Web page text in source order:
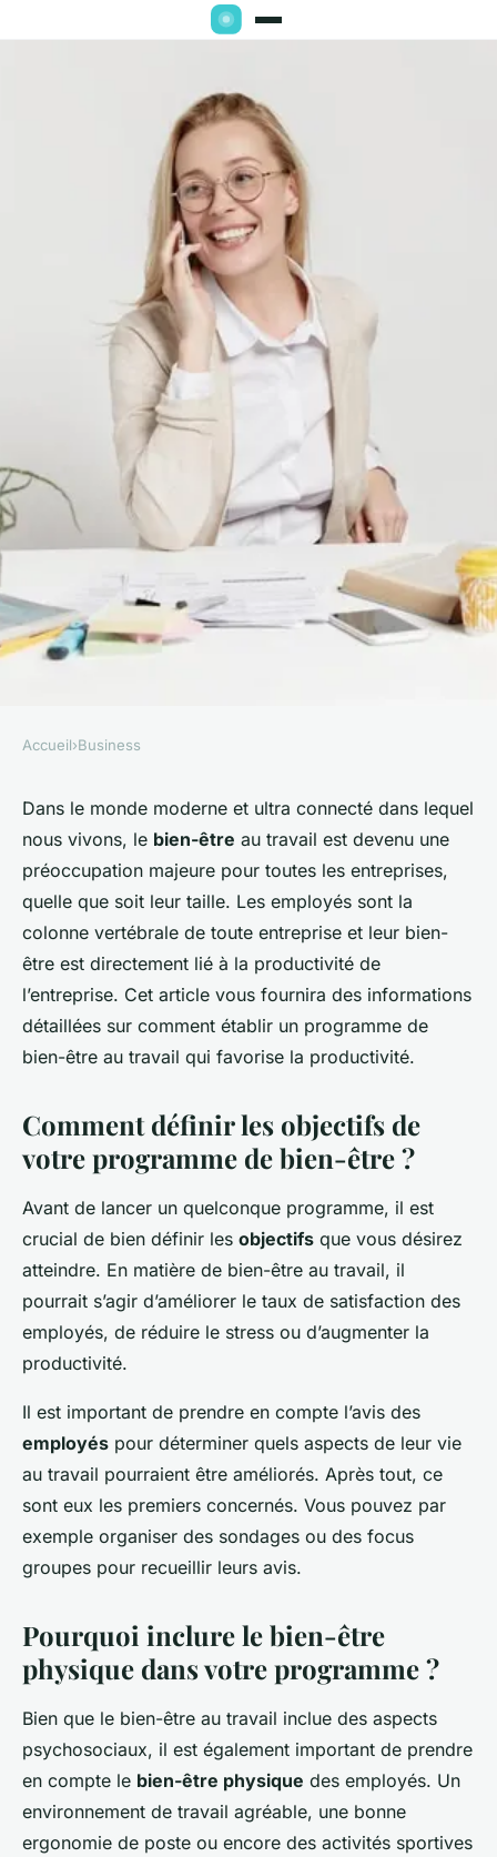
Comment établir un
programme de bien-être au
travail qui favorise la
productivité ?
Sofia •27 février 2024• 5 min de lecture
Accueil›Business
Dans le monde moderne et ultra connecté dans lequel
nous vivons, le bien-être au travail est devenu une
préoccupation majeure pour toutes les entreprises,
quelle que soit leur taille. Les employés sont la
colonne vertébrale de toute entreprise et leur bien-
être est directement lié à la productivité de
l’entreprise. Cet article vous fournira des informations
détaillées sur comment établir un programme de
bien-être au travail qui favorise la productivité.
Comment définir les objectifs de
votre programme de bien-être ?
Avant de lancer un quelconque programme, il est
crucial de bien définir les objectifs que vous désirez
atteindre. En matière de bien-être au travail, il
pourrait s’agir d’améliorer le taux de satisfaction des
employés, de réduire le stress ou d’augmenter la
productivité.
Il est important de prendre en compte l’avis des
employés pour déterminer quels aspects de leur vie
au travail pourraient être améliorés. Après tout, ce
sont eux les premiers concernés. Vous pouvez par
exemple organiser des sondages ou des focus
groupes pour recueillir leurs avis.
Pourquoi inclure le bien-être
physique dans votre programme ?
Bien que le bien-être au travail inclue des aspects
psychosociaux, il est également important de prendre
en compte le bien-être physique des employés. Un
environnement de travail agréable, une bonne
ergonomie de poste ou encore des activités sportives